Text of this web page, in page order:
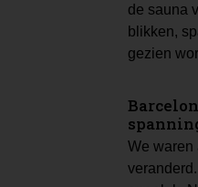
de sauna
blikken,
gezien
We waren